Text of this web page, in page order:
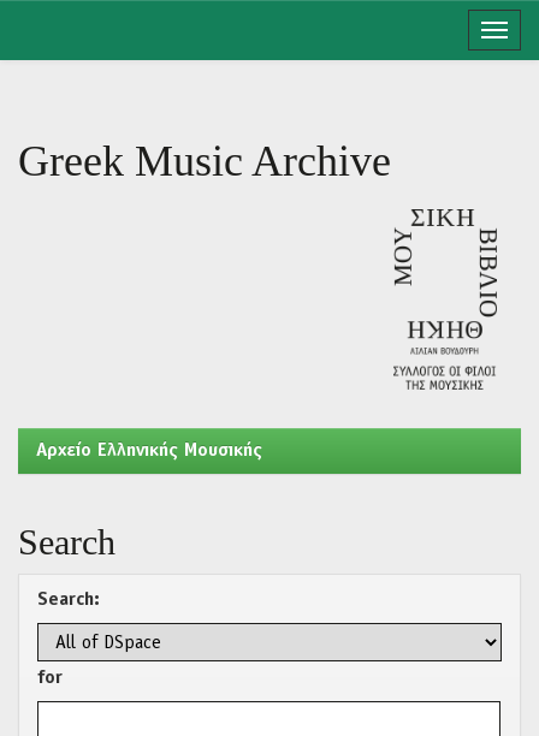
Greek Music Archive
Aρχείο Ελληνικής Μουσικής
Search
Search:
for